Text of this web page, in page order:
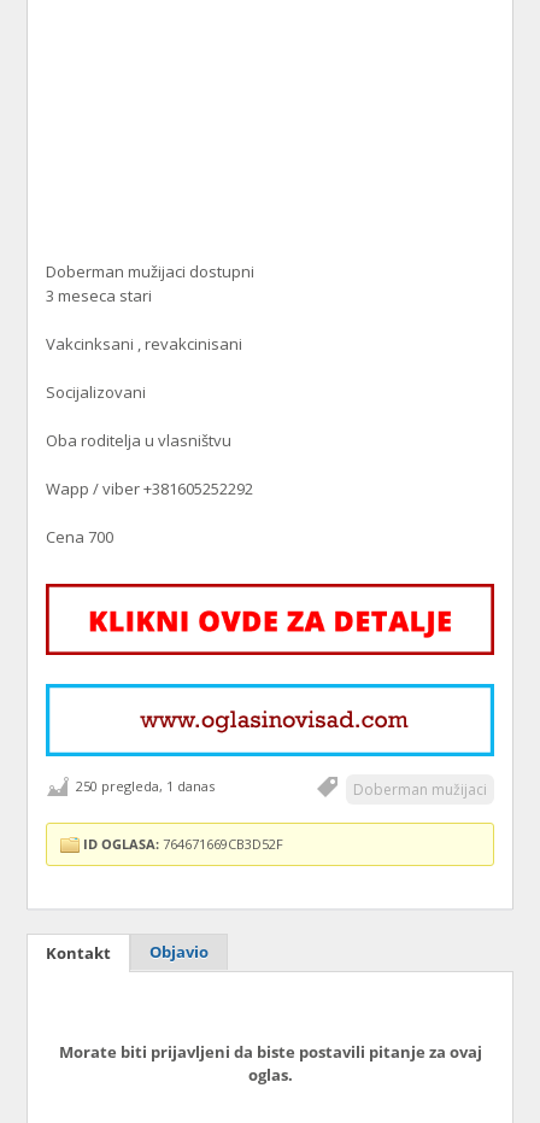
Doberman mužijaci dostupni
3 meseca stari
Vakcinksani , revakcinisani
Socijalizovani
Oba roditelja u vlasništvu
Wapp / viber +381605252292
Cena 700
Doberman mužijaci
250 pregleda, 1 danas
ID OGLASA: 764671669CB3D52F
Kontakt Objavio
Morate biti prijavljeni da biste postavili pitanje za ovaj
oglas.